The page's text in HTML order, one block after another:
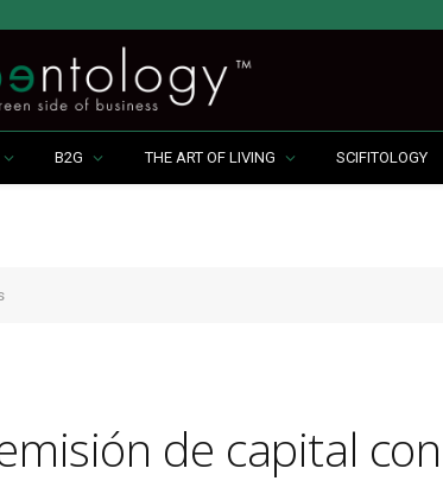
B2G THE ART OF LIVING SCIFITOLOGY
de capital con